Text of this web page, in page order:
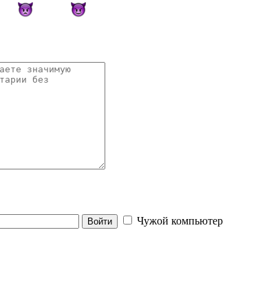
Войти
Чужой компьютер